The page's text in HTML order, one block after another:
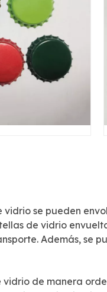
vidrio se pueden
de vidrio
Además, se
vidrio de manera